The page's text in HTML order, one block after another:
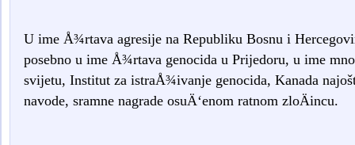
U ime Å¾rtava agresije na Republiku Bosnu i
posebno u ime Å¾rtava genocida u Prijedoru, u ime
svijetu, Institut za istraÅ¾ivanje genocida, Kanada
navode, sramne nagrade osuÄ‘enom ratnom zloÄincu.